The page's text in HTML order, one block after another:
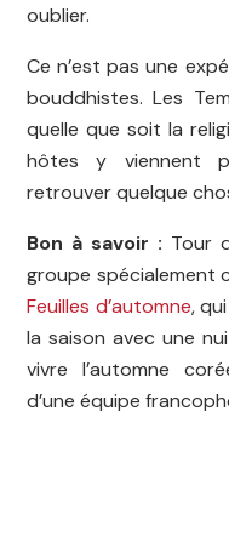
oublier.
Ce n’est pas une
bouddhistes. Les
quelle que soit la
hôtes y viennent
retrouver quelque
Bon à savoir : Tour
groupe spécialement
Feuilles d’automne,
la saison avec une
vivre l’automne
d’une équipe